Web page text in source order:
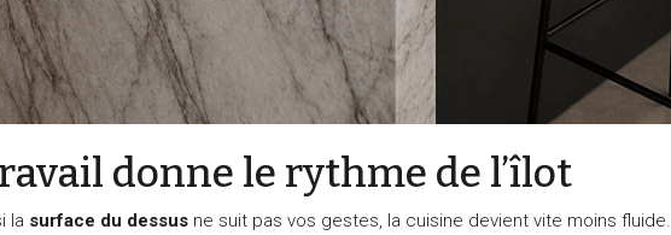
donne le rythme de l’îlot
la surface du dessus ne suit pas vos gestes, la cuisine devient vite moins fluide.